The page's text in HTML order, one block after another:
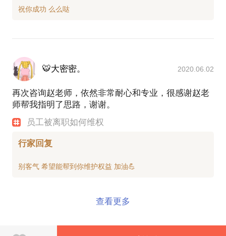
🐯大密密。 2020.06.02
再次咨询赵老师，依然非常耐心和专业，很感谢赵老
师帮我指明了思路，谢谢。
员工被离职如何维权
行家回复
查看更多